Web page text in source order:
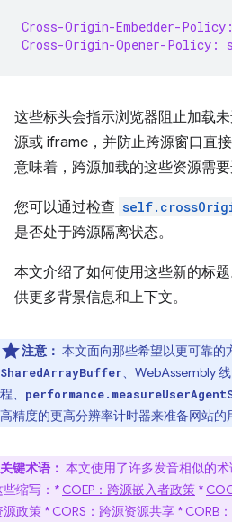
Cross-Origin-Embedder-
Cross-Origin-Opener-Policy:
这些标头会指示浏览器阻止加载
源或 iframe，并防止跨源窗口直
意味着，跨源加载的这些资源需要
您可以通过检查
是否处于跨源隔离状态。
本文介绍了如何使用这些新的标
供更多背景信息和上下文。
注意： 本文面向那些希望以更可靠的
SharedArrayBuffer、WebAssembly 线
程、
高精度的更高分辨率计时器来准备网站的
关键术语： 本文使用了许多发音相似的
些缩写：* COEP：跨源嵌入者政策 *
源政策 * CORS：跨源资源共享 * CORB